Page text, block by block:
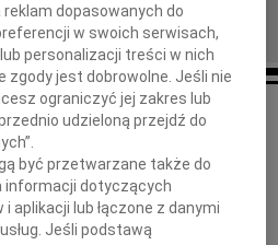
Elu!
W tych trudnych chwilach
dopasowanych do
w swoich serwisach,
personalizacji treści w nich
zgody jest dobrowolne. Jeśli nie
ograniczyć jej zakres lub
udzieloną przejdź do
być przetwarzane także do
informacji dotyczących
aplikacji lub łączone z danymi
Jeśli podstawą